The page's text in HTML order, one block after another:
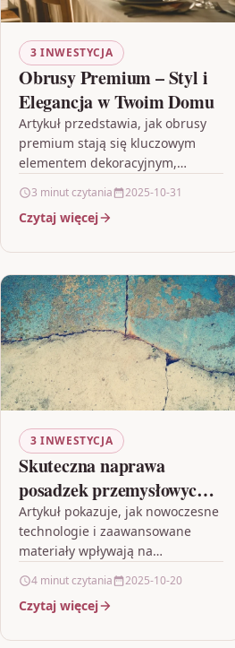
3 INWESTYCJA
Obrusy Premium – Styl i
Elegancja w Twoim Domu
Artykuł przedstawia, jak obrusy
premium stają się kluczowym
elementem dekoracyjnym,
niepowtarzalnego stylu i
elegancji. Omawia on połączenie
3 minut czytania 2025-10-31
Czytaj więcej
3 INWESTYCJA
Skuteczna naprawa
posadzek przemysłowych
dla hal produkcyjnych i
magazynów
Artykuł pokazuje, jak nowoczesne
technologie i zaawansowane
materiały wpływają na
przemysłowych w halach
produkcyjnych i magazynach.
4 minut czytania 2025-10-20
Czytaj więcej